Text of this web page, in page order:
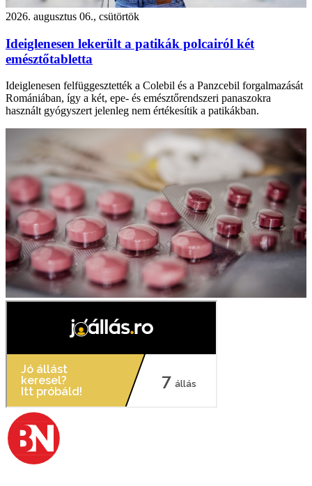
2026. augusztus 06., csütörtök
Ideiglenesen lekerült a patikák polcairól két
emésztőtabletta
Ideiglenesen felfüggesztették a Colebil és a Panzcebil forgalmazását
Romániában, így a két, epe- és emésztőrendszeri panaszokra
használt gyógyszert jelenleg nem értékesítik a patikákban.